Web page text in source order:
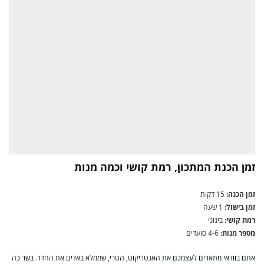
זמן הכנת המתכון, רמת קושי וכמה מנות
זמן הכנה:
זמן בישול:
רמת קושי:בינוני
מספר מנות:
אתם בוודאי מתארים לעצמכם את האנטריקוט, הטרי, שממלא באדים את החדר. בשר כה